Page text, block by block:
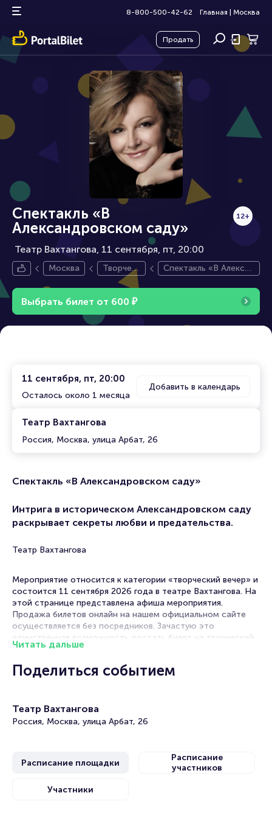
8-800-500-42-62 Главная Москва
Продать
Спектакль «В
Александровском саду»
Театр Вахтангова, 11 сентября
12+
пт, 20:00
Москва
Творчес
кий вече
р
Спектакль «В Алексан
Выбрать билет от 600 ₽
11 сентября, пт, 20:00
Осталось около 1 месяца
Добавить в календарь
Театр Вахтангова
Россия, Москва, улица Арбат, 26
Спектакль «В Александровском саду»
Интрига в историческом Александровском саду
раскрывает секреты любви и предательства.
Театр Вахтангова
Мероприятие относится к категории «творческий вечер» и
состоится 11 сентября 2026 года в театре Вахтангова. На
этой странице представлена афиша мероприятия.
Продажа билетов онлайн на нашем официальном сайте
осуществляется без посредников. Зачастую это
единственная возможность достать билет на творческий
вечер.
Билеты на спектакль «В Александровском саду»
продажи билетов на мероприятия разного формата.
Среднее время на покупку билета здесь начиная с выбора
Александровском саду» пользуются большой
популярностью у зрителей. Спешите купить их, пока они
Читать дальше
Поделиться событием
Театр Вахтангова
Россия, Москва, улица Арбат, 26
Расписание площадки
Расписание
участников
Участники